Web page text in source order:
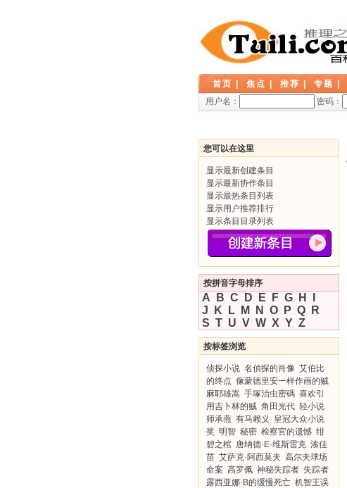
首页 焦点 推荐 专题
用户名：
密码：
您可以在这里
显示最新创建条目
显示最新协作条目
显示最热条目列表
显示用户推荐排行
显示条目目录列表
按拼音字母排序
A B C D E F G H
J
K L M N O P Q
R
S T U V W X Y Z
按标签浏览
侦探小说 名偵探的肖像 艾伯比
的终点 像蒙德里安一样作画的贼
麻耶雄嵩 手塚治虫密碼 喜欢引
用吉卜林的贼 角田光代 轻小说
师承燕 有马赖义
皇冠大众小说
奖 明智 秘密 检察官的遗憾 绀
碧之棺 唐纳德·E·维斯雷克 湊佳
苗 艾萨克·阿西莫夫 高尔夫球场
命案 高罗佩 神秘失踪者 失踪者
露西亚娜·B的缓慢死亡 机智王误